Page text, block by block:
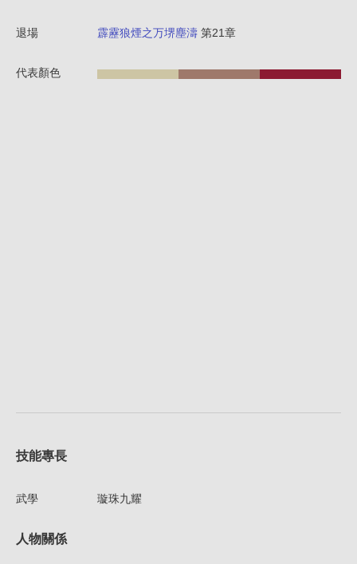
退場 霹靂狼煙之万堺塵濤 第21章
代表顏色
技能專長
武學 璇珠九耀
人物關係